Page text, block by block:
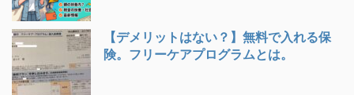
【デメリットはない？】無料で入れる保
険。フリーケアプログラムとは。